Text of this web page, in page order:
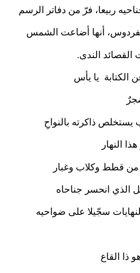
ربيعا، فرّ من دفاتر الرسم
أنها أضاعت الشمس
الندى.
الكتابة يا يأس
يستخلص ذاكرته بالنواحِ
النهار
من قطط وكلاب وغبار
الذي انحسر جناحاه
سجّيلا على ضواحيه
ذا القاع